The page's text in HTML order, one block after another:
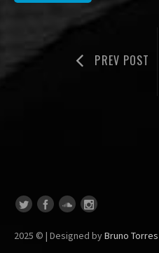
PREV POST
2025 © | Designed byBruno Torres